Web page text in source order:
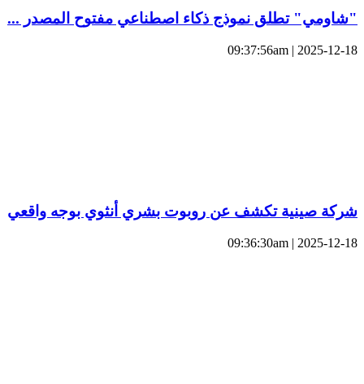
"شاومي" تطلق نموذج ذكاء اصطناعي مفتوح المصدر ...
2025-12-18 | 09:37:56am
شركة صينية تكشف عن روبوت بشري أنثوي بوجه واقعي
2025-12-18 | 09:36:30am